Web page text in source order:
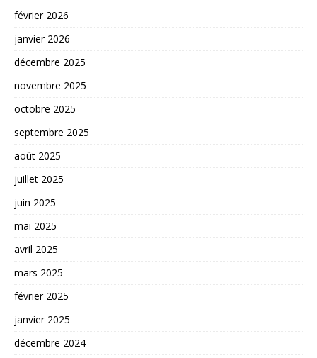
février 2026
janvier 2026
décembre 2025
novembre 2025
octobre 2025
septembre 2025
août 2025
juillet 2025
juin 2025
mai 2025
avril 2025
mars 2025
février 2025
janvier 2025
décembre 2024